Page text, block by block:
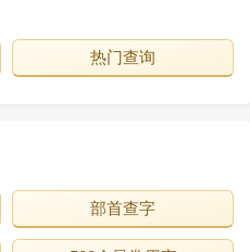
热门查询
部首查字